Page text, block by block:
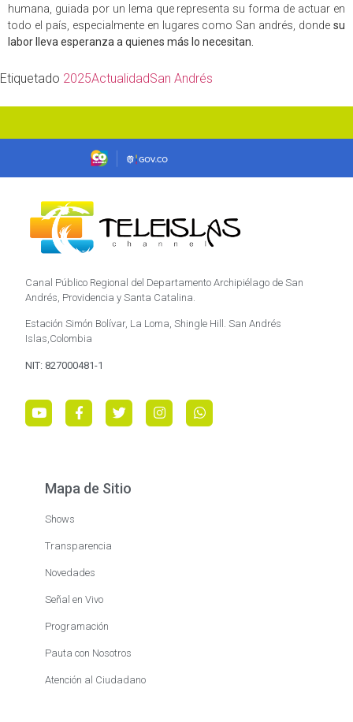
humana, guiada por un lema que representa su forma de actuar en
todo el país, especialmente en lugares como San andrés, donde su
labor lleva esperanza a quienes más lo necesitan.
Etiquetado 2025ActualidadSan Andrés
Canal Público Regional del Departamento Archipiélago de San
Andrés, Providencia y Santa Catalina.
Estación Simón Bolívar, La Loma, Shingle Hill. San Andrés
Islas,Colombia
NIT: 827000481-1
Mapa de Sitio
Shows
Transparencia
Novedades
Señal en Vivo
Programación
Pauta con Nosotros
Atención al Ciudadano